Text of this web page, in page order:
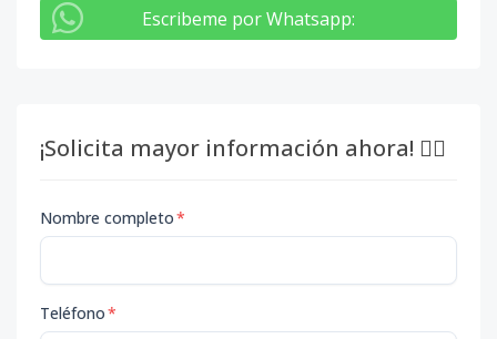
Escribeme por Whatsapp:
¡Solicita mayor información ahora! 👇🏽
Nombre completo*
Teléfono*